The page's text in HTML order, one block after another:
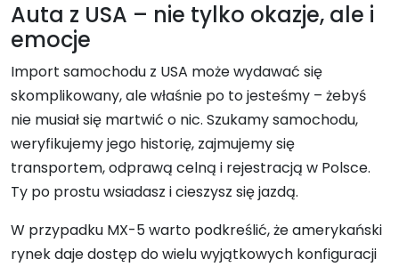
Auta z USA – nie tylko okazje, ale i
emocje
Import samochodu z USA może wydawać się
skomplikowany, ale właśnie po to jesteśmy – żebyś
nie musiał się martwić o nic. Szukamy samochodu,
weryfikujemy jego historię, zajmujemy się
transportem, odprawą celną i rejestracją w Polsce.
Ty po prostu wsiadasz i cieszysz się jazdą.
W przypadku MX-5 warto podkreślić, że amerykański
rynek daje dostęp do wielu wyjątkowych konfiguracji